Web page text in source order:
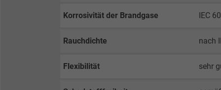
Optin-Einstellungen.
Anbieter
Korrosivität der Brandgase IEC
Rauchdichte nach
Flexibilität sehr